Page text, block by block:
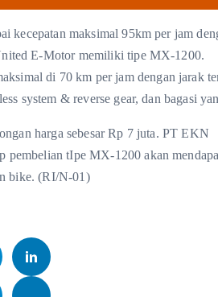
kecepatan maksimal 95km per jam
E-Motor memiliki tipe MX-1200.
di 70 km per jam dengan jarak
system & reverse gear, dan bagasi
harga sebesar Rp 7 juta. PT EKN
pembelian tIpe MX-1200 akan
bike. (RI/N-01)